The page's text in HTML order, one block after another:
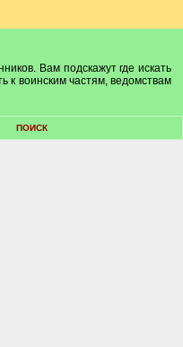
Вам подскажут где искать
к воинским частям, ведомствам
ПОИСК